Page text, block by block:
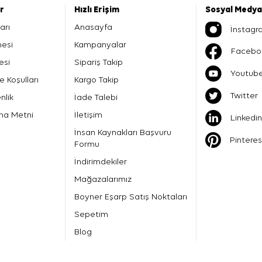
Koşulları
Metni
Hızlı Erişim
Anasayfa
Kampanyalar
Sipariş Takip
Kargo Takip
İade Talebi
İletişim
İnsan Kaynakları Başvuru
Formu
İndirimdekiler
Mağazalarımız
Boyner Eşarp Satış Noktaları
Sepetim
Blog
Sosyal Medya
Twitter
Linkedin